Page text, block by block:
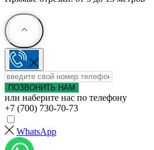
ПОЗВОНИТЬ НАМ
или наберите нас по телефону
+7 (700) 730-70-73
WhatsApp